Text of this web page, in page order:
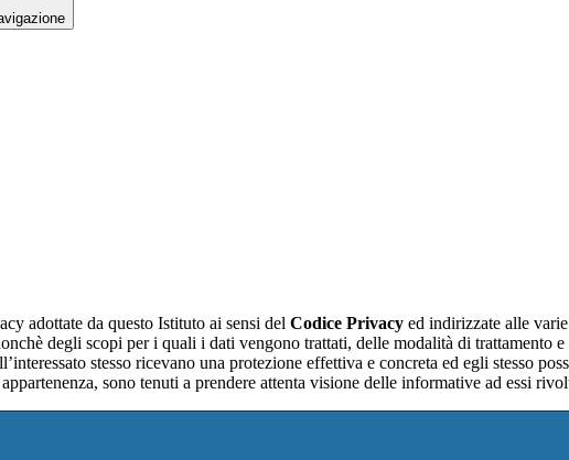
adottate da questo Istituto ai sensi del Codice Privacy ed indirizzate alle
degli scopi per i quali i dati vengono trattati, delle modalità di trattamento
stesso ricevano una protezione effettiva e concreta ed egli stesso
sono tenuti a prendere attenta visione delle informative ad essi